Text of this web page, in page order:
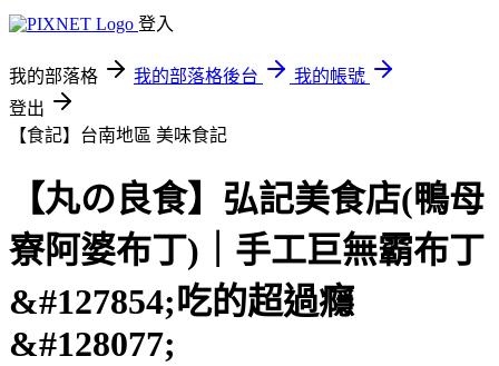
登入
我的部落格 我的部落格後台
我的帳號
登出
【食記】台南地區 美味食記
【丸の良食】弘記美食店(鴨母
寮阿婆布丁)｜手工巨無霸布丁
&#127854;吃的超過癮
&#128077;